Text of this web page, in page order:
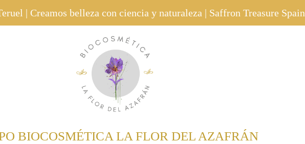
| Creamos belleza con ciencia y naturaleza | Saffron Treasure Spain
BIOCOSMÉTICA LA FLOR DEL AZAFRÁN